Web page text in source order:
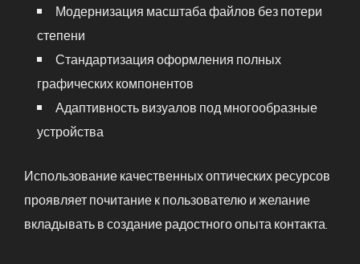
Модернизация масштаба файлов без потери
степени
Стандартизация оформления полных
графических компонентов
Адаптивность визуалов под многообразные
устройства
Использование качественных оптических ресурсов
проявляет почитание к пользователю и желание
вкладывать в создание радостного опыта контакта.